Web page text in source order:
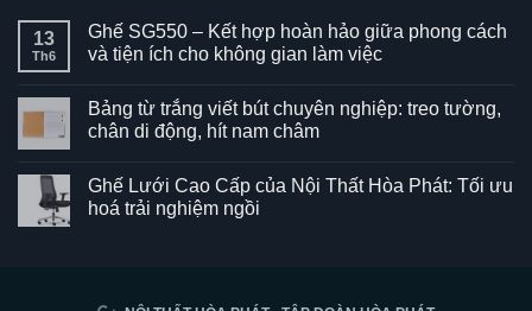
13
Th6
Ghế SG550 – Kết hợp hoàn hảo giữa phong cách
và tiện ích cho không gian làm việc
bình
luận
ở
–
Kết
hợp
Bảng từ trắng viết bút chuyên nghiệp: treo tường,
chân di động, hít nam châm
bình
luận
ở
Ghế Lưới Cao Cấp của Nội Thất Hòa Phát: Tối ưu
hoá trải nghiệm ngồi